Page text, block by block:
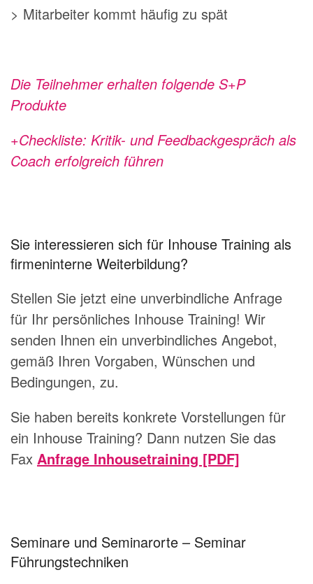
> Mitarbeiter kommt häufig zu spät
Die Teilnehmer erhalten folgende S+P
Produkte
+Checkliste: Kritik- und Feedbackgespräch als
Coach erfolgreich führen
Sie interessieren sich für Inhouse Training als
firmeninterne Weiterbildung?
Stellen Sie jetzt eine unverbindliche Anfrage
für Ihr persönliches Inhouse Training! Wir
senden Ihnen ein unverbindliches Angebot,
gemäß Ihren Vorgaben, Wünschen und
Bedingungen, zu.
Sie haben bereits konkrete Vorstellungen für
ein Inhouse Training? Dann nutzen Sie das
Fax Anfrage Inhousetraining [PDF]
Seminare und Seminarorte – Seminar
Führungstechniken